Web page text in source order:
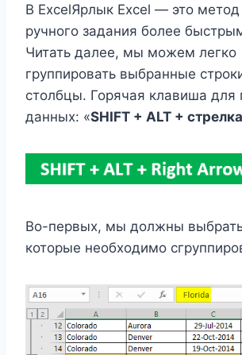
В ExcelЯрлык Excel — это
ручного задания более
Читать далее, мы можем легко
группировать выбранные
столбцы. Горячая клавиша для
данных: «SHIFT + ALT +
Во-первых, мы должны выбрать
которые необходимо